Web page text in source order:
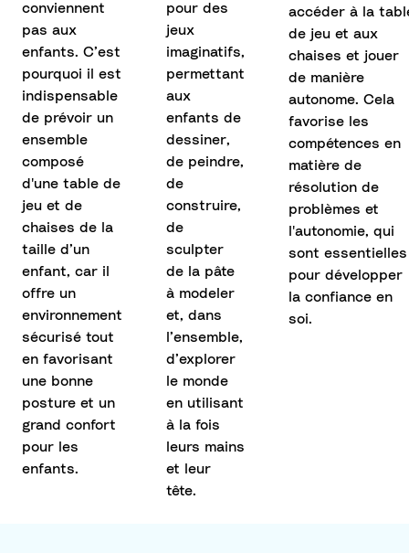
conviennent
pas aux
enfants. C’est
pourquoi il est
indispensable
de prévoir un
ensemble
composé
d'une table de
jeu et de
chaises de la
taille d’un
enfant, car il
offre un
environnement
sécurisé tout
en favorisant
une bonne
posture et un
grand confort
pour les
enfants.
pour des
jeux
imaginatifs,
permettant
aux
enfants de
dessiner,
de peindre,
de
construire,
de
sculpter
de la pâte
à modeler
et, dans
l’ensemble,
d’explorer
le monde
en utilisant
à la fois
leurs mains
et leur
tête.
accéder à la
de jeu et aux
chaises et jouer
de manière
autonome. Cela
favorise les
compétences en
matière de
résolution de
problèmes et
l'autonomie, qui
sont essentielles
pour développer
la confiance en
soi.